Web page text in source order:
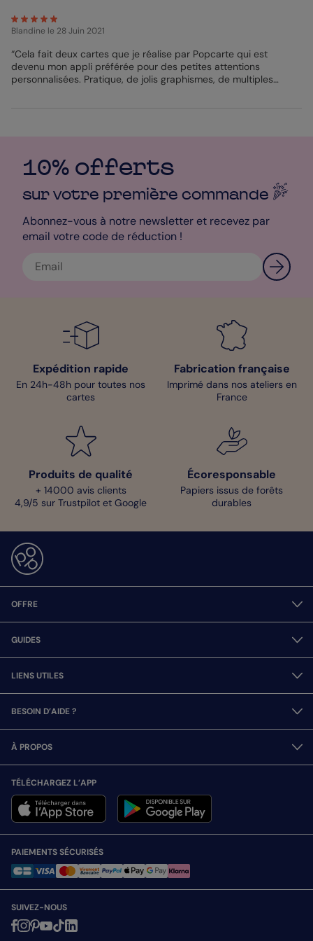
y prenez un peu tard ? Pas de panique, nous imprimons puis
expédions en 24h. Pour les prochaines fois, pensez à planifier
Bénédicte - Pop Designer
Blandine le 28 Juin 2021
“Cela fait deux cartes que je réalise par Popcarte qui est
devenu mon appli préférée pour des petites attentions
personnalisées. Pratique, de jolis graphismes, de multiples
10% offerts
sur votre première commande
Abonnez-vous à notre newsletter et recevez par
email votre code de réduction !
Expédition rapide
En 24h-48h pour toutes nos
cartes
Fabrication française
Imprimé dans nos ateliers en
France
Produits de qualité
+ 14000 avis clients
4,9/5 sur Trustpilot et Google
Écoresponsable
Papiers issus de forêts
durables
OFFRE
GUIDES
LIENS UTILES
BESOIN D’AIDE ?
À PROPOS
TÉLÉCHARGEZ L’APP
PAIEMENTS SÉCURISÉS
SUIVEZ-NOUS